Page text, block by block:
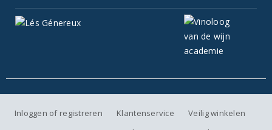
Inloggen of registreren Klantenservice
Veilig winkelen